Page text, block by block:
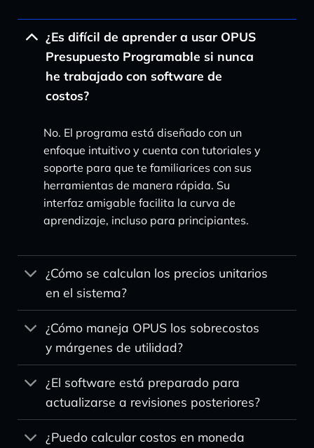
¿Es difícil de aprender a usar OPUS
Presupuesto Programable si nunca
he trabajado con software de
costos?
No. El programa está diseñado con un
enfoque intuitivo y cuenta con tutoriales y
soporte para que te familiarices con sus
herramientas de manera rápida. Su
interfaz amigable facilita la curva de
aprendizaje, incluso para principiantes.
¿Cómo se calculan los precios unitarios
en el sistema?
¿Cómo maneja OPUS los sobrecostos
y márgenes de utilidad?
¿El software está preparado para
actualizarse a revisiones posteriores?
¿Puedo calcular costos en moneda